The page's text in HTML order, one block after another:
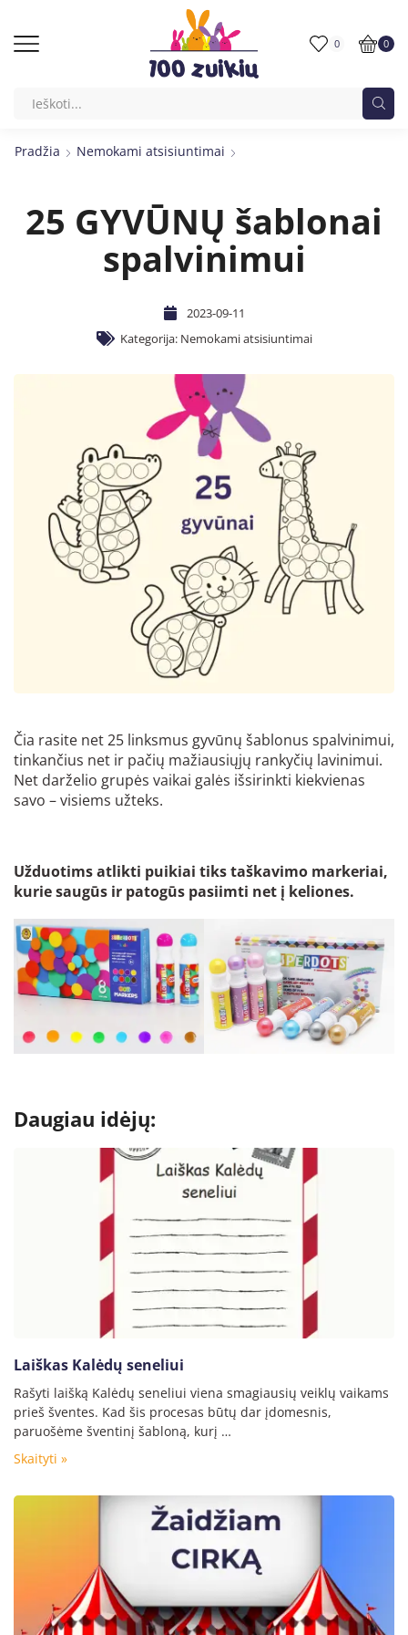
0 0
Pradžia Nemokami atsisiuntimai
25 GYVŪNŲ šablonai
spalvinimui
2023-09-11
Kategorija: Nemokami atsisiuntimai
Čia rasite net 25 linksmus gyvūnų šablonus spalvinimui,
tinkančius net ir pačių mažiausiųjų rankyčių lavinimui.
Net darželio grupės vaikai galės išsirinkti kiekvienas
savo – visiems užteks.
Užduotims atlikti puikiai tiks taškavimo markeriai,
kurie saugūs ir patogūs pasiimti net į keliones.
Daugiau idėjų:
Laiškas Kalėdų seneliui
Rašyti laišką Kalėdų seneliui viena smagiausių veiklų vaikams
prieš šventes. Kad šis procesas būtų dar įdomesnis,
paruošėme šventinį šabloną, kurį …
Skaityti »